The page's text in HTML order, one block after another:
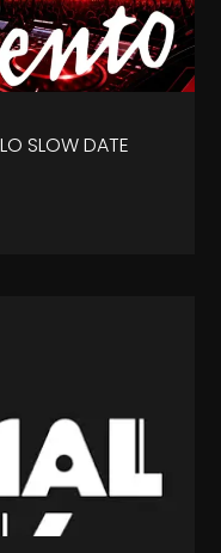
SLOW DATE